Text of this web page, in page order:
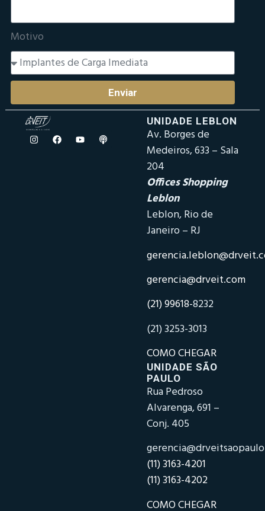
Motivo
Enviar
UNIDADE LEBLON
Av. Borges de
Medeiros, 633 – Sala
204
Offices Shopping
Leblon
Leblon, Rio de
Janeiro – RJ
gerencia@drveit.com
(21) 99618-8232
(21) 3253-3013
COMO CHEGAR
UNIDADE SÃO
PAULO
Rua Pedroso
Alvarenga, 691 –
Conj. 405
(11) 3163-4201
(11) 3163-4202
COMO CHEGAR